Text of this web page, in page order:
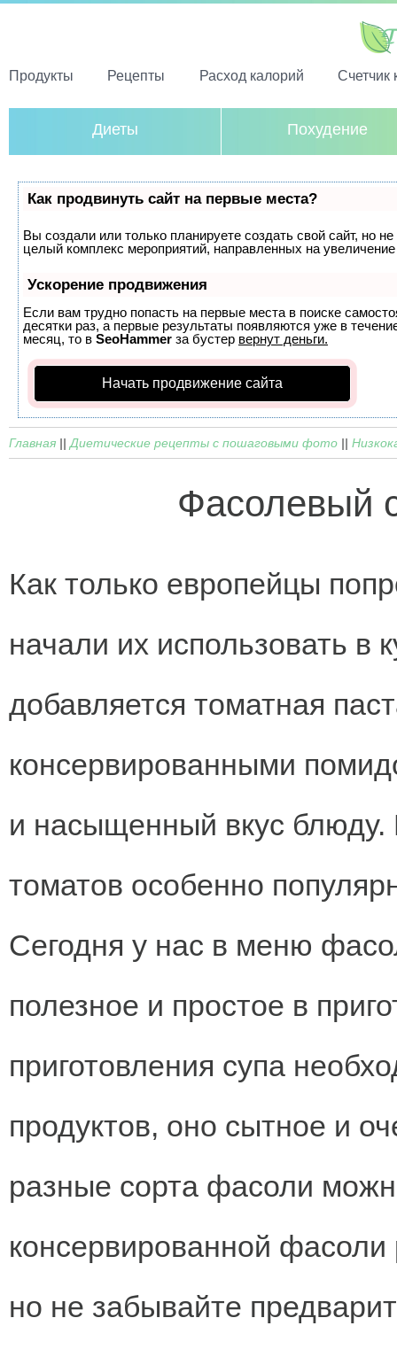
Продукты Рецепты Расход калорий Счетчик
Диеты Похудение
Как продвинуть сайт на первые места?
Вы создали или только планируете создать свой сайт, но
целый комплекс мероприятий, направленных на
Ускорение продвижения
Если вам трудно попасть на первые места в поиске
десятки раз, а первые результаты появляются уже в
месяц, то в SeoHammer за бустер вернут деньги.
Начать продвижение сайта
Главная || Диетические рецепты с пошаговыми фото ||
Фасолевый
Как только европейцы
начали их использовать в
добавляется томатная
консервированными
и насыщенный вкус
томатов особенно
Сегодня у нас в меню
полезное и простое в
приготовления супа
продуктов, оно сытное и
разные сорта фасоли
консервированной
но не забывайте